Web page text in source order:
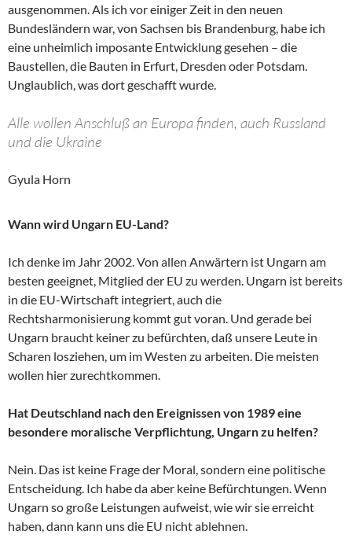
ausgenommen. Als ich vor einiger Zeit in den neuen
Bundesländern war, von Sachsen bis Brandenburg, habe ich
eine unheimlich imposante Entwicklung gesehen – die
Baustellen, die Bauten in Erfurt, Dresden oder Potsdam.
Unglaublich, was dort geschafft wurde.
Alle wollen Anschluß an Europa finden, auch Russland
und die Ukraine
Gyula Horn
Wann wird Ungarn EU-Land?
Ich denke im Jahr 2002. Von allen Anwärtern ist Ungarn am
besten geeignet, Mitglied der EU zu werden. Ungarn ist bereits
in die EU-Wirtschaft integriert, auch die
Rechtsharmonisierung kommt gut voran. Und gerade bei
Ungarn braucht keiner zu befürchten, daß unsere Leute in
Scharen losziehen, um im Westen zu arbeiten. Die meisten
wollen hier zurechtkommen.
Hat Deutschland nach den Ereignissen von 1989 eine
besondere moralische Verpflichtung, Ungarn zu helfen?
Nein. Das ist keine Frage der Moral, sondern eine politische
Entscheidung. Ich habe da aber keine Befürchtungen. Wenn
Ungarn so große Leistungen aufweist, wie wir sie erreicht
haben, dann kann uns die EU nicht ablehnen.